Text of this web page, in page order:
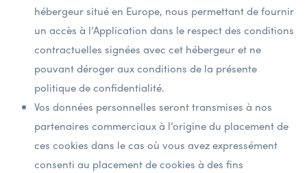
hébergeur situé en Europe, nous permettant de fournir
un accès à l’Application dans le respect des conditions
contractuelles signées avec cet hébergeur et ne
pouvant déroger aux conditions de la présente
politique de confidentialité.
Vos données personnelles seront transmises à nos
partenaires commerciaux à l’origine du placement de
ces cookies dans le cas où vous avez expressément
consenti au placement de cookies à des fins